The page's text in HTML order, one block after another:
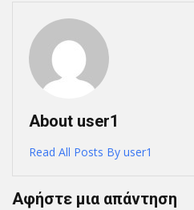
About user1
Read All Posts By user1
Αφήστε μια απάντηση